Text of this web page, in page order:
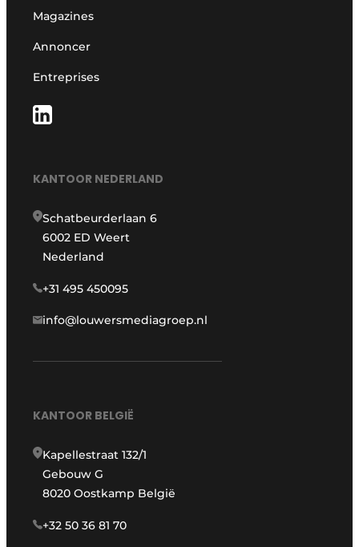
Magazines
Annoncer
Entreprises
KANTOOR NEDERLAND
Schatbeurderlaan 6
6002 ED Weert
Nederland
+31 495 450095
info@louwersmediagroep.nl
KANTOOR BELGIË
Kapellestraat 132/1
Gebouw G
8020 Oostkamp België
+32 50 36 81 70